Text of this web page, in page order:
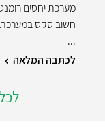
מערכת יחסים
חשוב סקס במערכת
...
לכתבה המלאה